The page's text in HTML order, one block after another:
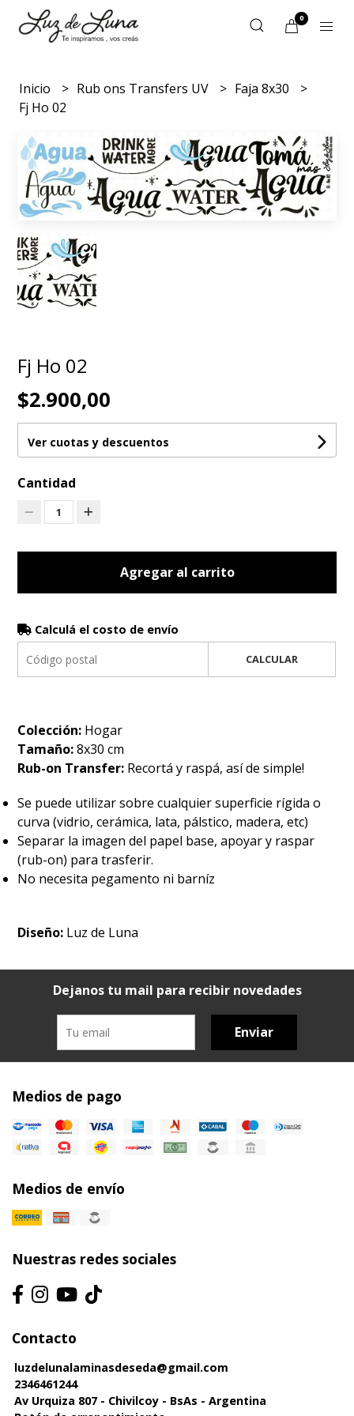
0
Inicio Rub ons Transfers UV
Faja 8x30
Fj Ho 02
Fj Ho 02
$2.900,00
Ver cuotas y descuentos
Cantidad
1
Agregar al carrito
Calculá el costo de envío
CALCULAR
Colección: Hogar
Tamaño:8x30 cm
Rub-on Transfer: Recortá y raspá, así de simple!
Se puede utilizar sobre cualquier superficie rígida o
curva (vidrio, cerámica, lata, pálstico, madera, etc)
Separar la imagen del papel base, apoyar y raspar
(rub-on) para trasferir.
No necesita pegamento ni barníz
Diseño: Luz de Luna
Dejanos tu mail para recibir novedades
Enviar
Medios de pago
Medios de envío
Nuestras redes sociales
Contacto
luzdelunalaminasdeseda@gmail.com
2346461244
Av Urquiza 807 - Chivilcoy - BsAs - Argentina